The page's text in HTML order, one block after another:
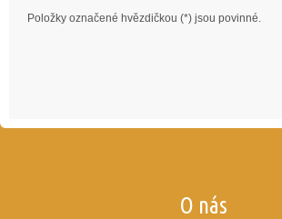
Položky označené hvězdičkou (*) jsou povinné.
O nás